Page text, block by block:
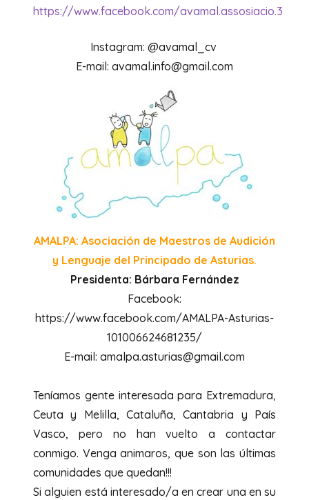
https://www.facebook.com/avamal.assosiacio.3
Instagram: @avamal_cv
E-mail: avamal.info@gmail.com
AMALPA: Asociación de Maestros de Audición
y Lenguaje del Principado de Asturias.
Presidenta: Bárbara Fernández
Facebook:
https://www.facebook.com/AMALPA-Asturias-
101006624681235/
E-mail: amalpa.asturias@gmail.com
Teníamos gente interesada para Extremadura,
Ceuta y Melilla, Cataluña, Cantabria y País
Vasco, pero no han vuelto a contactar
conmigo. Venga animaros, que son las últimas
comunidades que quedan!!!
Si alguien está interesado/a en crear una en su